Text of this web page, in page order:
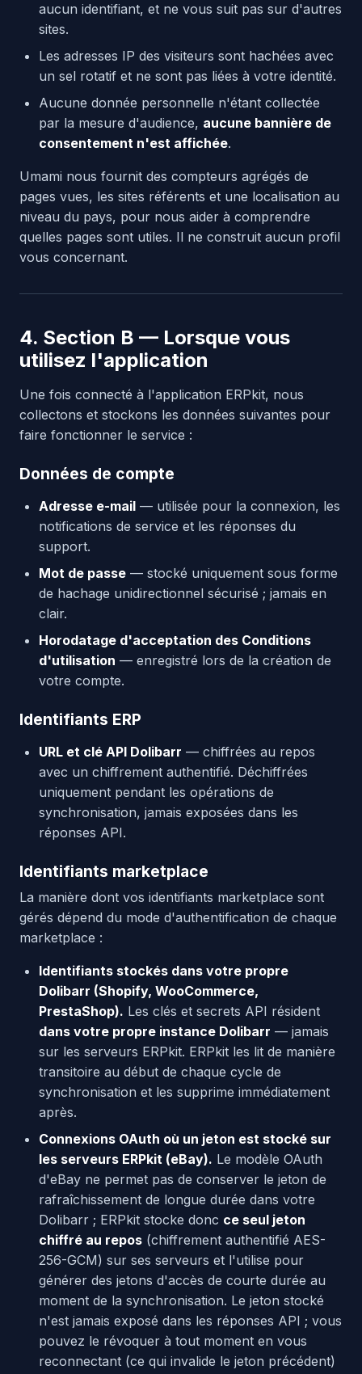
aucun identifiant, et ne vous suit pas sur d'autres
sites.
Les adresses IP des visiteurs sont hachées avec
un sel rotatif et ne sont pas liées à votre identité.
Aucune donnée personnelle n'étant collectée
par la mesure d'audience, aucune bannière de
consentement n'est affichée.
Umami nous fournit des compteurs agrégés de
pages vues, les sites référents et une localisation au
niveau du pays, pour nous aider à comprendre
quelles pages sont utiles. Il ne construit aucun profil
vous concernant.
4. Section B — Lorsque vous
utilisez l'application
Une fois connecté à l'application ERPkit, nous
collectons et stockons les données suivantes pour
faire fonctionner le service :
Données de compte
Adresse e-mail — utilisée pour la connexion, les
notifications de service et les réponses du
support.
Mot de passe — stocké uniquement sous forme
de hachage unidirectionnel sécurisé ; jamais en
clair.
Horodatage d'acceptation des Conditions
d'utilisation — enregistré lors de la création de
votre compte.
Identifiants ERP
URL et clé API Dolibarr — chiffrées au repos
avec un chiffrement authentifié. Déchiffrées
uniquement pendant les opérations de
synchronisation, jamais exposées dans les
réponses API.
Identifiants marketplace
La manière dont vos identifiants marketplace sont
gérés dépend du mode d'authentification de chaque
marketplace :
Identifiants stockés dans votre propre
Dolibarr (Shopify, WooCommerce,
PrestaShop). Les clés et secrets API résident
dans votre propre instance Dolibarr — jamais
sur les serveurs ERPkit. ERPkit les lit de manière
transitoire au début de chaque cycle de
synchronisation et les supprime immédiatement
après.
Connexions OAuth où un jeton est stocké sur
les serveurs ERPkit (eBay). Le modèle OAuth
d'eBay ne permet pas de conserver le jeton de
rafraîchissement de longue durée dans votre
Dolibarr ; ERPkit stocke donc ce seul jeton
chiffré au repos (chiffrement authentifié AES-
256-GCM) sur ses serveurs et l'utilise pour
générer des jetons d'accès de courte durée au
moment de la synchronisation. Le jeton stocké
n'est jamais exposé dans les réponses API ; vous
pouvez le révoquer à tout moment en vous
reconnectant (ce qui invalide le jeton précédent)